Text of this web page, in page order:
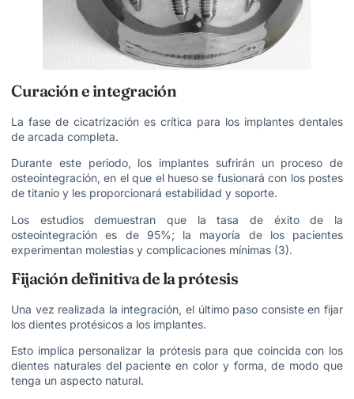
Curación e integración
La fase de cicatrización es crítica para los implantes dentales
de arcada completa.
Durante este periodo, los implantes sufrirán un proceso de
osteointegración, en el que el hueso se fusionará con los postes
de titanio y les proporcionará estabilidad y soporte.
Los estudios demuestran que la tasa de éxito de la
osteointegración es de 95%; la mayoría de los pacientes
experimentan molestias y complicaciones mínimas (3).
Fijación definitiva de la prótesis
Una vez realizada la integración, el último paso consiste en fijar
los dientes protésicos a los implantes.
Esto implica personalizar la prótesis para que coincida con los
dientes naturales del paciente en color y forma, de modo que
tenga un aspecto natural.